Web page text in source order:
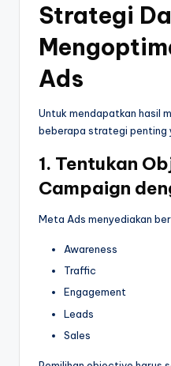
Strategi
Ads
Untuk mendapatkan hasil
beberapa strategi penting
1. Tentukan
Campaign
Meta Ads menyediakan
Awareness
Traffic
Engagement
Leads
Sales